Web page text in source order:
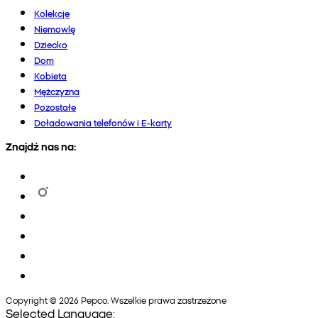
Kolekcje
Niemowlę
Dziecko
Dom
Kobieta
Mężczyzna
Pozostałe
Doładowania telefonów i E-karty
Znajdź nas na:
Copyright © 2026 Pepco. Wszelkie prawa zastrzeżone
Selected Language: